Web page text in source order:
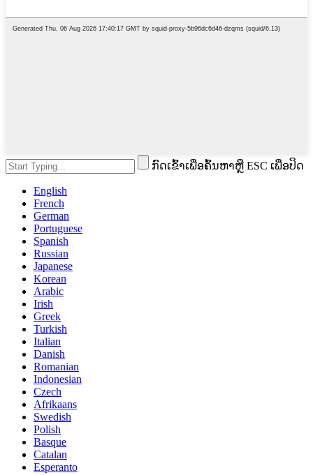
ກົດເຂົ້າເພື່ອຄົ້ນຫາຫຼື ESC ເພື່ອປິດ
English
French
German
Portuguese
Spanish
Russian
Japanese
Korean
Arabic
Irish
Greek
Turkish
Italian
Danish
Romanian
Indonesian
Czech
Afrikaans
Swedish
Polish
Basque
Catalan
Esperanto